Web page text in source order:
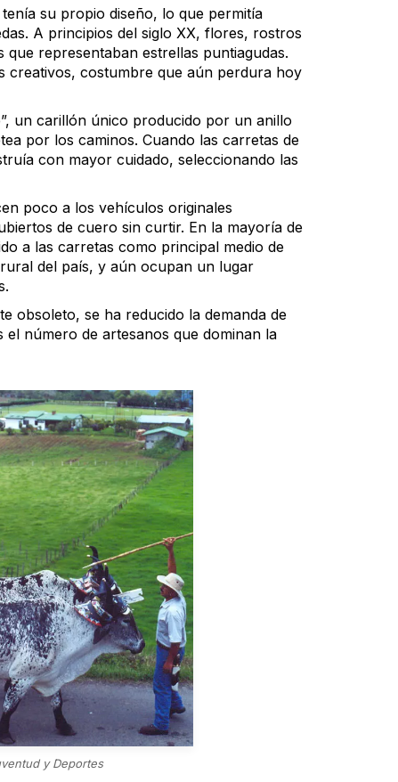
su propio diseño, lo que permitía
A principios del siglo XX, flores, rostros
representaban estrellas puntiagudas.
creativos, costumbre que aún perdura hoy
un carillón único producido por un anillo
por los caminos. Cuando las carretas de
con mayor cuidado, seleccionando las
poco a los vehículos originales
de cuero sin curtir. En la mayoría de
a las carretas como principal medio de
del país, y aún ocupan un lugar
obsoleto, se ha reducido la demanda de
número de artesanos que dominan la
y Deportes